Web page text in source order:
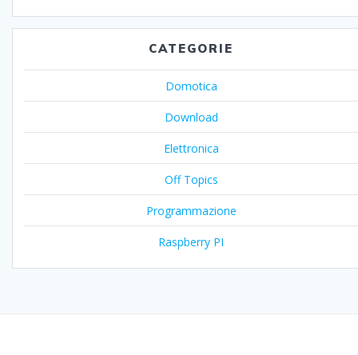
CATEGORIE
Domotica
Download
Elettronica
Off Topics
Programmazione
Raspberry PI